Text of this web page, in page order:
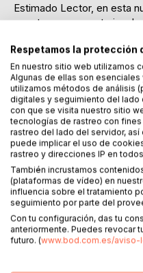
Estimado Lector, en esta
cuenta sus comentarios,
parte técnica y sobre el
Además, hemos
páginas, manteniendo
Obtener resultados
es mucho menos arduo de
con aprender algunas
comportarse en
paciencia, pasión y
En este manual
- Los pasos necesarios
valor.
- Extraordinarios consejos
adecuada, indicaciones
Respetamos la protección
En nuestro sitio web utilizamos
Algunas de ellas son
utilizamos métodos de análisis
digitales y seguimiento del lado
con que se visita nuestro sitio
tecnologías de rastreo con
rastreo del lado del servidor,
puede implicar el uso de
rastreo y direcciones IP en
También incrustamos
(plataformas de vídeo) en
influencia sobre el tratamiento
seguimiento por parte del
Con tu configuración, das tu
anteriormente. Puedes revocar
futuro. (www.bod.com.es/aviso-